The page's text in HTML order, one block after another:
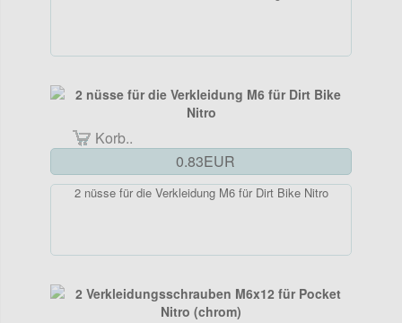
Korb..
0.83EUR
2 nüsse für die Verkleidung M6 für Dirt Bike Nitro